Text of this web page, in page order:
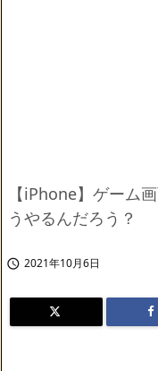
【iPhone】ゲーム
うやるんだろう？
 2021年10月6日